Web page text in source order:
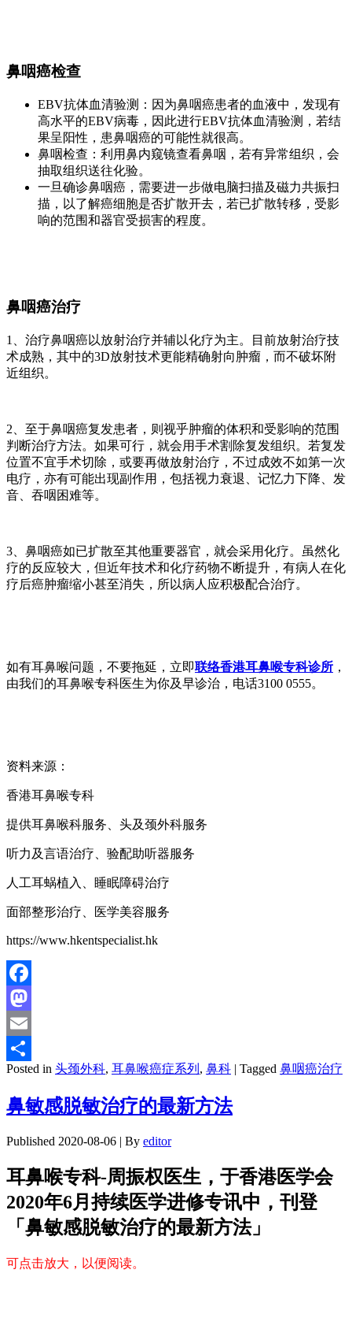
鼻咽癌检查
EBV抗体血清验测：因为鼻咽癌患者的血液中，发现有
高水平的EBV病毒，因此进行EBV抗体血清验测，若结
果呈阳性，患鼻咽癌的可能性就很高。
鼻咽检查：利用鼻内窥镜查看鼻咽，若有异常组织，会
抽取组织送往化验。
一旦确诊鼻咽癌，需要进一步做电脑扫描及磁力共振扫
描，以了解癌细胞是否扩散开去，若已扩散转移，受影
响的范围和器官受损害的程度。
鼻咽癌治疗
1、治疗鼻咽癌以放射治疗并辅以化疗为主。目前放射治疗技
术成熟，其中的3D放射技术更能精确射向肿瘤，而不破坏附
近组织。
2、至于鼻咽癌复发患者，则视乎肿瘤的体积和受影响的范围
判断治疗方法。如果可行，就会用手术割除复发组织。若复发
位置不宜手术切除，或要再做放射治疗，不过成效不如第一次
电疗，亦有可能出现副作用，包括视力衰退、记忆力下降、发
音、吞咽困难等。
3、鼻咽癌如已扩散至其他重要器官，就会采用化疗。虽然化
疗的反应较大，但近年技术和化疗药物不断提升，有病人在化
疗后癌肿瘤缩小甚至消失，所以病人应积极配合治疗。
如有耳鼻喉问题，不要拖延，立即联络香港耳鼻喉专科诊所 ，
由我们的耳鼻喉专科医生为你及早诊治，电话3100 0555。
资料来源：
香港耳鼻喉专科
提供耳鼻喉科服务、头及颈外科服务
听力及言语治疗、验配助听器服务
人工耳蜗植入、睡眠障碍治疗
面部整形治疗、医学美容服务
https://www.hkentspecialist.hk
Facebook
Mastodon
Email
分
享
Posted in 头颈外科, 耳鼻喉癌症系列 , 鼻科 | Tagged 鼻咽癌治疗
鼻敏感脱敏治疗的最新方法
Published 2020-08-06 | By editor
耳鼻喉专科-周振权医生，于香港医学会
2020年6月持续医学进修专讯中，刊登
「鼻敏感脱敏治疗的最新方法」
可点击放大，以便阅读。